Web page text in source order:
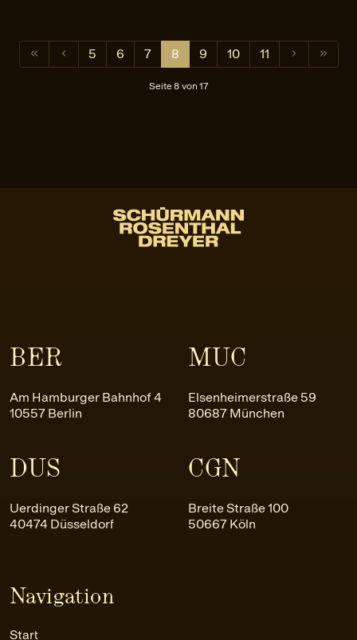
5 6 7 8 9 10 11
Seite 8 von 17
BER
Am Hamburger Bahnhof 4
10557 Berlin
MUC
Elsenheimerstraße 59
80687 München
DUS
Uerdinger Straße 62
40474 Düsseldorf
CGN
Breite Straße 100
50667 Köln
Navigation
Start